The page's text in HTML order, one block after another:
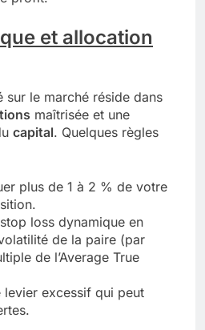
et allocation
sur le marché réside dans
maîtrisée et une
capital. Quelques règles
plus de 1 à 2 % de votre
loss dynamique en
de la paire (par
de l’Average True
levier excessif qui peut